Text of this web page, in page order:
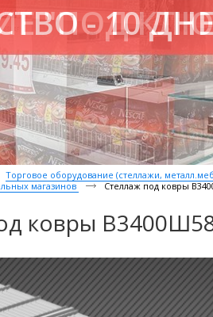
- 10
Торговое оборудование (стеллажи,
магазинов
Стеллаж под ковры
ковры